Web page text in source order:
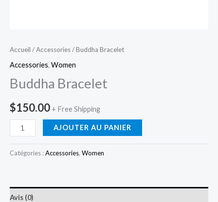
Accueil /Accessories/ Buddha Bracelet
Accessories, Women
Buddha Bracelet
$150.00 + Free Shipping
AJOUTER AU PANIER
Catégories :Accessories, Women
Avis (0)